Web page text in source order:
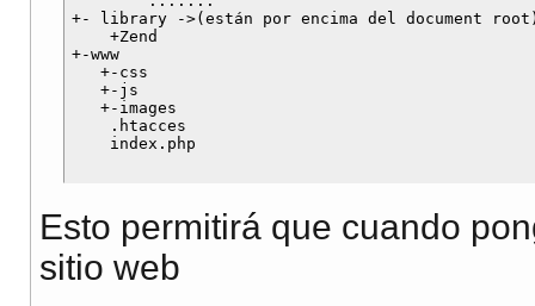
+- library ->(están por encima del document
    +Zend
+-www
   +-css
   +-js
   +-images
    .htacces
Esto permitirá que cuando
sitio web